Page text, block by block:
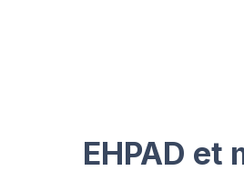
EHPAD et